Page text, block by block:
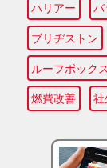
ハリアー バ
ブリヂストン
ルーフボックス
燃費改善 社